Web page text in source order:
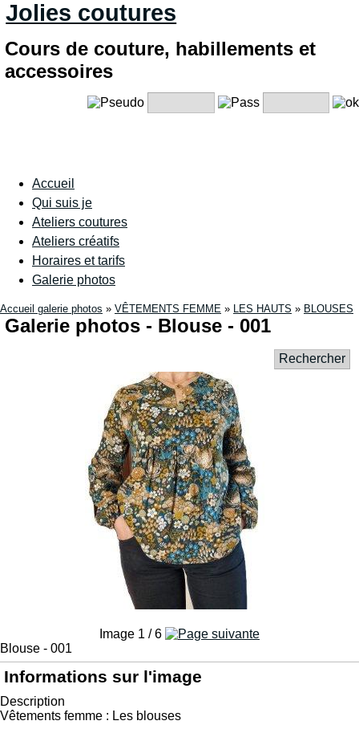
Jolies coutures
Cours de couture, habillements et
accessoires
Accueil
Qui suis je
Ateliers coutures
Ateliers créatifs
Horaires et tarifs
Galerie photos
Accueil galerie photos » VÊTEMENTS FEMME » LES HAUTS » BLOUSES
Galerie photos - Blouse - 001
Rechercher
Image 1 / 6
Blouse - 001
Informations sur l'image
Description
Vêtements femme : Les blouses